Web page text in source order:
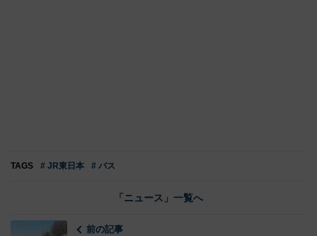
TAGS # JR東日本 # バス
「ニュース」一覧へ
前の記事